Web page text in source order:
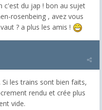
c'est du jap ! bon au sujet
rosenbeing , avez vous
? a plus les amis !
les trains sont bien faits,
rendu et crée plus
vide.